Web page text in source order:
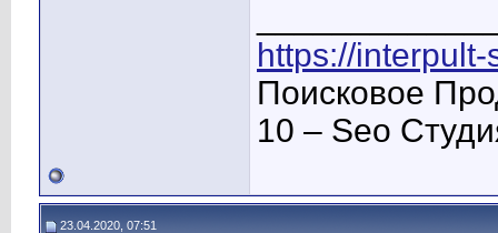
https://
Поисковое
10 – Seo
23.04.2020, 07:51